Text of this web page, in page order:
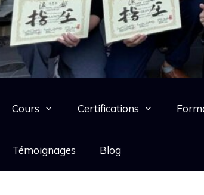
Cours Certifications
Témoignages Blog